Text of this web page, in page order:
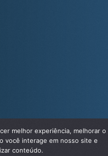
melhor experiência, melhorar o
você interage em nosso site e
conteúdo.